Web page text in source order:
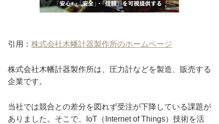
引用： 株式会社木幡計器製作所のホームページ
株式会社木幡計器製作所は、圧力計などを製造、販売する
企業です。
当社では競合との差分を図れず受注が下降している課題が
ありました。そこで、IoT（Internet of Things）技術を活